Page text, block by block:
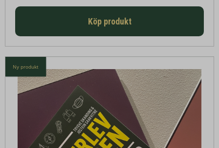
Köp produkt
Ny produkt